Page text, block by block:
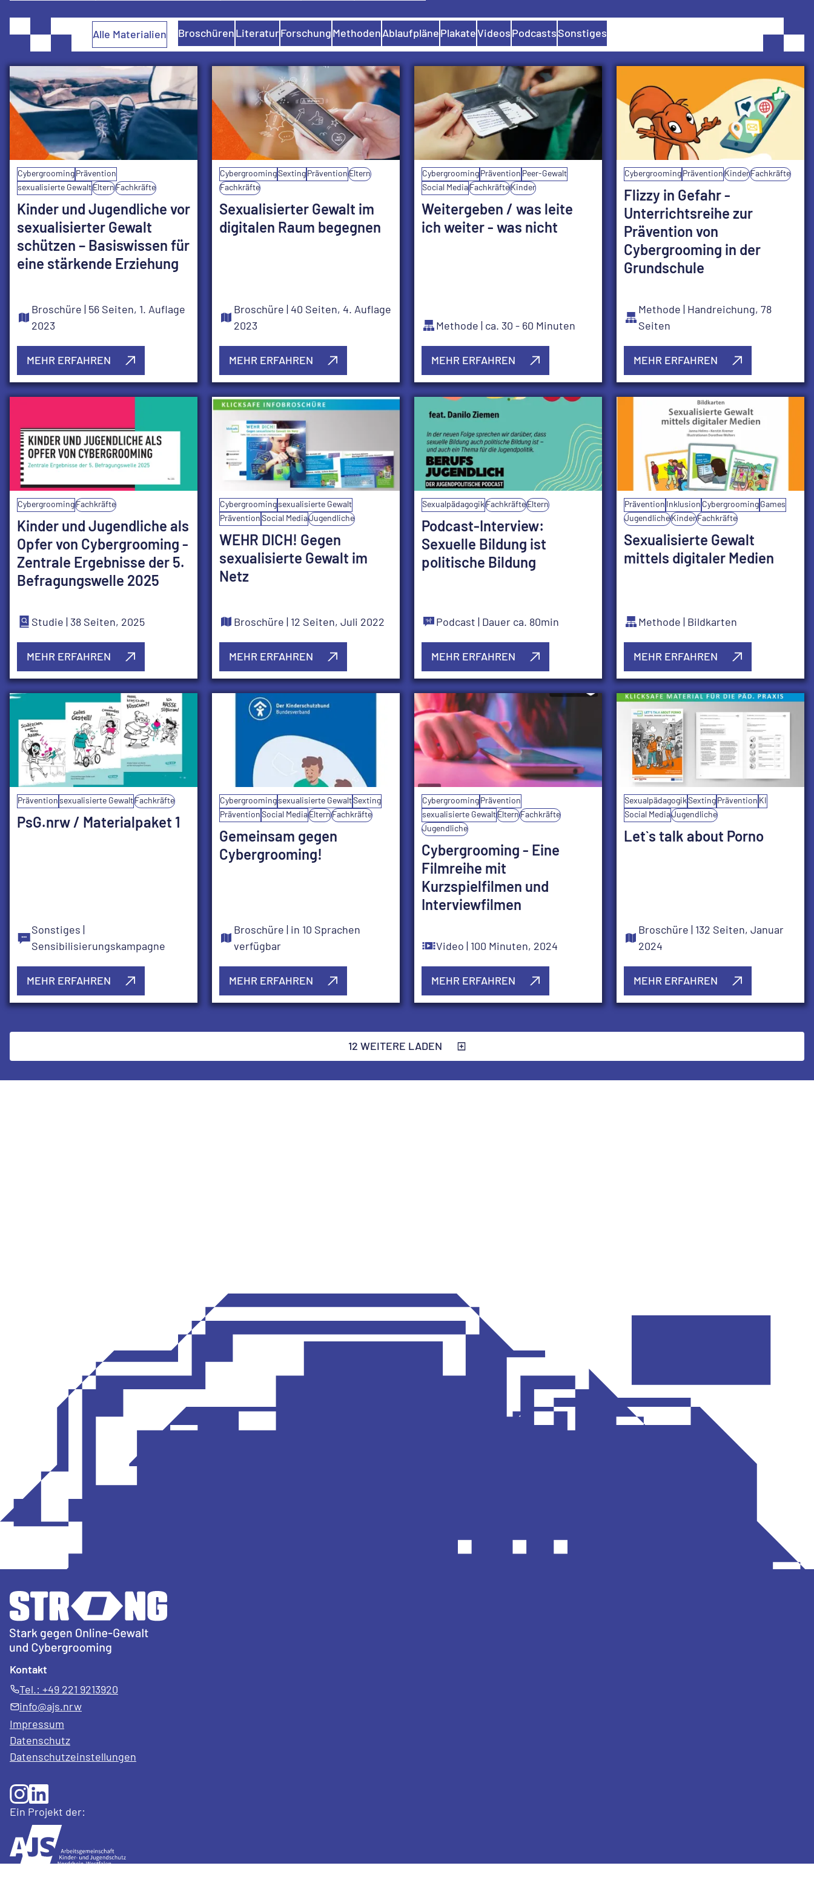
Alle Materialien nach Formaten filtern
BroschürenLiteraturForschungMethodenAblaufplänePlakateVideosPodcastsSonstiges
CybergroomingPrävention
sexualisierte GewaltElternFachkräfte
Kinder und Jugendliche vor
sexualisierter Gewalt
schützen – Basiswissen für
eine stärkende Erziehung
Broschüre | 56 Seiten, 1. Auflage
2023
MEHR ERFAHREN
CybergroomingSextingPräventionEltern
Fachkräfte
Sexualisierter Gewalt im
digitalen Raum begegnen
Broschüre | 40 Seiten, 4. Auflage
2023
MEHR ERFAHREN
CybergroomingPrävention Peer-Gewalt
Social MediaFachkräfteKinder
Weitergeben / was leite
ich weiter - was nicht
Methode | ca. 30 - 60 Minuten
MEHR ERFAHREN
CybergroomingPräventionKinderFachkräfte
Flizzy in Gefahr -
Unterrichtsreihe zur
Prävention von
Cybergrooming in der
Grundschule
Methode | Handreichung, 78
Seiten
MEHR ERFAHREN
CybergroomingFachkräfte
Kinder und Jugendliche als
Opfer von Cybergrooming -
Zentrale Ergebnisse der 5.
Befragungswelle 2025
Studie | 38 Seiten, 2025
MEHR ERFAHREN
Cybergroomingsexualisierte Gewalt
PräventionSocial MediaJugendliche
WEHR DICH! Gegen
sexualisierte Gewalt im
Netz
Broschüre | 12 Seiten, Juli 2022
MEHR ERFAHREN
SexualpädagogikFachkräfteEltern
Podcast-Interview:
Sexuelle Bildung ist
politische Bildung
Podcast | Dauer ca. 80min
MEHR ERFAHREN
Prävention Inklusion CybergroomingGames
JugendlicheKinderFachkräfte
Sexualisierte Gewalt
mittels digitaler Medien
Methode | Bildkarten
MEHR ERFAHREN
Präventionsexualisierte GewaltFachkräfte
PsG.nrw / Materialpaket 1
Sonstiges |
Sensibilisierungskampagne
MEHR ERFAHREN
Cybergroomingsexualisierte GewaltSexting
PräventionSocial MediaElternFachkräfte
Gemeinsam gegen
Cybergrooming!
Broschüre | in 10 Sprachen
verfügbar
MEHR ERFAHREN
CybergroomingPrävention
sexualisierte GewaltElternFachkräfte
Jugendliche
Cybergrooming - Eine
Filmreihe mit
Kurzspielfilmen und
Interviewfilmen
Video | 100 Minuten, 2024
MEHR ERFAHREN
SexualpädagogikSextingPrävention KI
Social MediaJugendliche
Let`s talk about Porno
Broschüre | 132 Seiten, Januar
2024
MEHR ERFAHREN
12 WEITERE LADEN
Kontakt
Tel.: +49 221 9213920
info@ajs.nrw
Impressum
Datenschutz
Datenschutz­einstellungen
Ein Projekt der: